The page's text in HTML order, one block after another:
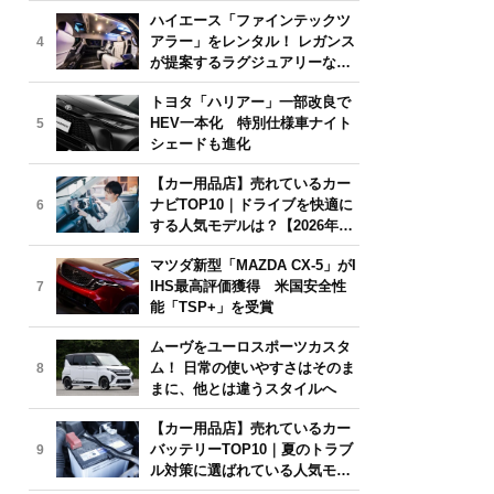
4
ハイエース「ファインテックツ
アラー」をレンタル！ レガンス
が提案するラグジュアリーな移
動体験
5
トヨタ「ハリアー」一部改良で
HEV一本化 特別仕様車ナイト
シェードも進化
6
【カー用品店】売れているカー
ナビTOP10｜ドライブを快適に
する人気モデルは？【2026年6
月版】
7
マツダ新型「MAZDA CX-5」がI
IHS最高評価獲得 米国安全性
能「TSP+」を受賞
8
ムーヴをユーロスポーツカスタ
ム！ 日常の使いやすさはそのま
まに、他とは違うスタイルへ
9
【カー用品店】売れているカー
バッテリーTOP10｜夏のトラブ
ル対策に選ばれている人気モデ